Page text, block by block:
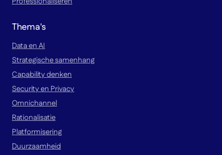
Thema's
Data en AI
Strategische samenhang
Capability denken
Security en Privacy
Omnichannel
Rationalisatie
Platformisering
Duurzaamheid